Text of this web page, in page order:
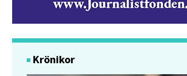
Krönikor